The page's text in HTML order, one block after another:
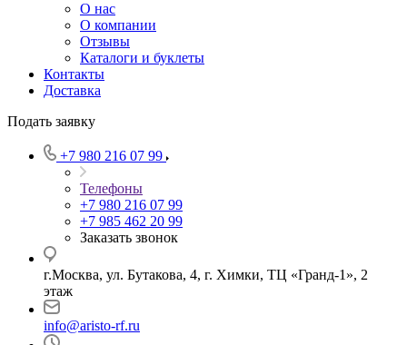
О нас
О компании
Отзывы
Каталоги и буклеты
Контакты
Доставка
Подать заявку
+7 980 216 07 99
Телефоны
+7 980 216 07 99
+7 985 462 20 99
Заказать звонок
г.Москва, ул. Бутакова, 4, г. Химки, ТЦ «Гранд-1», 2
этаж
info@aristo-rf.ru